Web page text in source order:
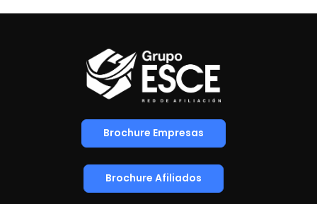
Brochure Empresas
Brochure Afiliados